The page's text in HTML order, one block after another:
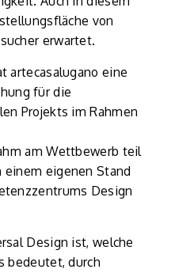
von
erwartet.
artecasalugano eine
für die
Projekts im Rahmen
am Wettbewerb teil
einem eigenen Stand
Design
Design ist, welche
bedeutet, durch